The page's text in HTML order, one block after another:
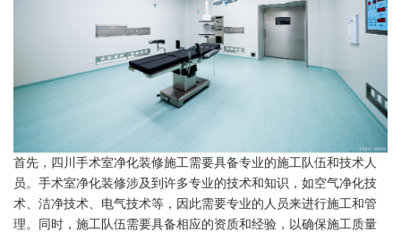
首先，四川手术室净化装修施工需要具备专业的施工队伍和技术人
员。手术室净化装修涉及到许多专业的技术和知识，如空气净化技
术、洁净技术、电气技术等，因此需要专业的人员来进行施工和管
理。同时，施工队伍需要具备相应的资质和经验，以确保施工质量